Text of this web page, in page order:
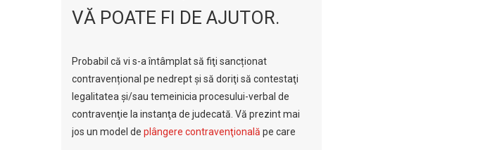
VĂ POATE FI DE AJUTOR.
Probabil că vi s-a întâmplat să fiţi sancționat
contravențional pe nedrept şi să doriţi să contestaţi
legalitatea şi/sau temeinicia procesului-verbal de
contravenţie la instanţa de judecată. Vă prezint mai
jos un model de plângere contravenţională pe care